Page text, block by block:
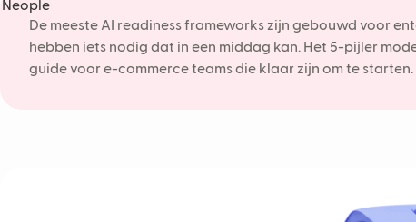
De meeste AI readiness frameworks zijn gebouwd voor
hebben iets nodig dat in een middag kan. Het 5-pijler
guide voor e-commerce teams die klaar zijn om te starten.